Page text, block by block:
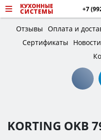
+7
Отзывы Оплата и
Сертификаты
Новости
KORTING OKB